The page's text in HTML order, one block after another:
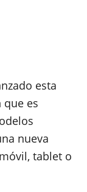
esta
que es
nueva
tablet o